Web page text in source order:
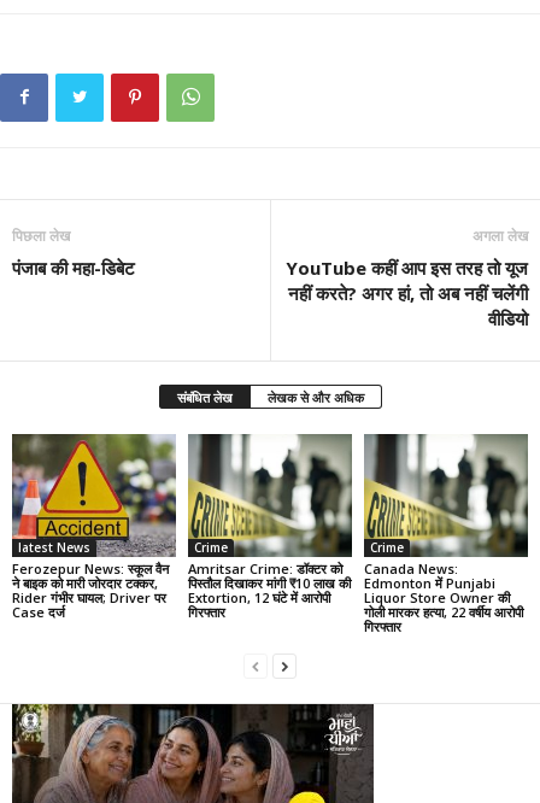
पिछला लेख
पंजाब की महा-डिबेट
अगला लेख
YouTube कहीं आप इस तरह तो यूज
नहीं करते? अगर हां, तो अब नहीं चलेंगी
वीडियो
संबंधित लेख लेखक से और अधिक
latest News
Ferozepur News: स्कूल वैन
ने बाइक को मारी जोरदार टक्कर,
Rider गंभीर घायल; Driver पर
Case दर्ज
Crime
Amritsar Crime: डॉक्टर को
पिस्तौल दिखाकर मांगी ₹10 लाख की
Extortion, 12 घंटे में आरोपी
गिरफ्तार
Crime
Canada News:
Edmonton में Punjabi
Liquor Store Owner की
गोली मारकर हत्या, 22 वर्षीय आरोपी
गिरफ्तार